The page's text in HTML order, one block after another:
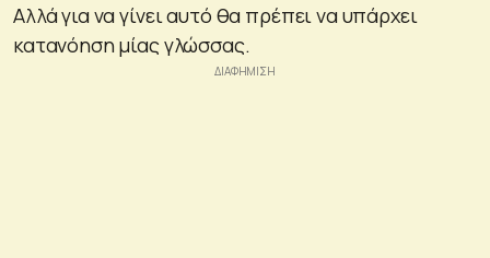
Αλλά για να γίνει αυτό θα πρέπει να υπάρχει
κατανόηση μίας γλώσσας.